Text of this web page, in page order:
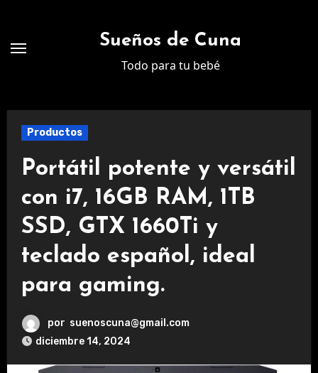
contenido
Sueños de Cuna
Todo para tu bebé
Productos
Portátil potente y versátil
con i7, 16GB RAM, 1TB
SSD, GTX 1660Ti y
teclado español, ideal
para gaming.
por suenoscuna@gmail.com
diciembre 14, 2024